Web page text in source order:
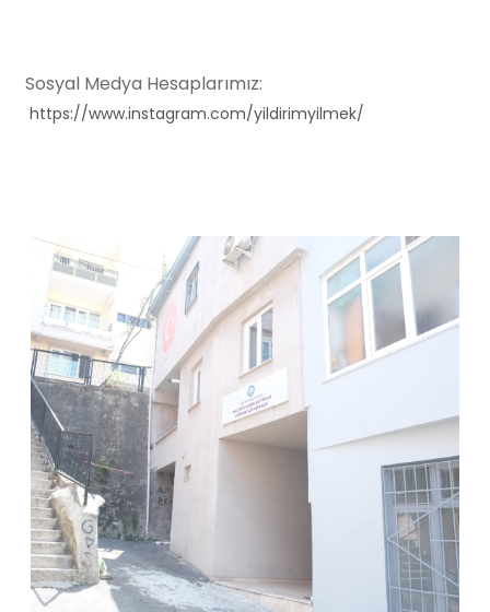
Sosyal Medya Hesaplarımız:
https://www.instagram.com/yildirimyilmek/